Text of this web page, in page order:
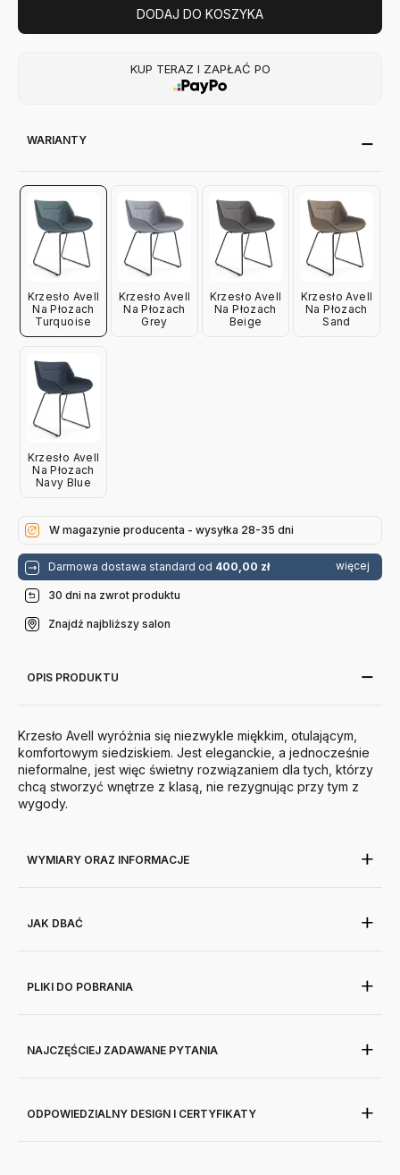
DODAJ DO KOSZYKA
KUP TERAZ I ZAPŁAĆ PO
WARIANTY
Krzesło Avell
Na Płozach
Turquoise
Krzesło Avell
Na Płozach
Grey
Krzesło Avell
Na Płozach
Beige
Krzesło Avell
Na Płozach
Sand
Krzesło Avell
Na Płozach
Navy Blue
W magazynie producenta - wysyłka 28-35 dni
Darmowa dostawa standard od 400,00 zł więcej
30 dni na zwrot produktu
Znajdź najbliższy salon
OPIS PRODUKTU
Krzesło Avell wyróżnia się niezwykle miękkim, otulającym,
komfortowym siedziskiem. Jest eleganckie, a jednocześnie
nieformalne, jest więc świetny rozwiązaniem dla tych, którzy
chcą stworzyć wnętrze z klasą, nie rezygnując przy tym z
wygody.
WYMIARY ORAZ INFORMACJE
JAK DBAĆ
PLIKI DO POBRANIA
NAJCZĘŚCIEJ ZADAWANE PYTANIA
ODPOWIEDZIALNY DESIGN I CERTYFIKATY